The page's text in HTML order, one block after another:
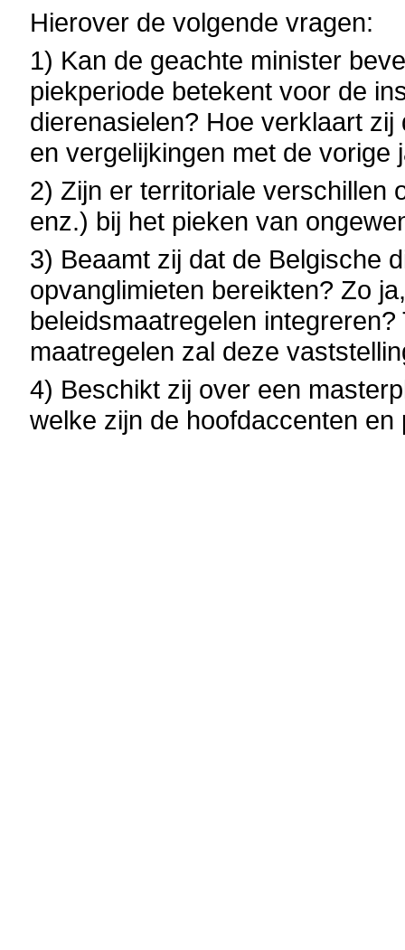
Hierover de volgende vragen:
1) Kan de geachte minister
piekperiode betekent voor de
dierenasielen? Hoe verklaart
en vergelijkingen met de vorige
2) Zijn er territoriale verschillen
enz.) bij het pieken van
3) Beaamt zij dat de Belgische
opvanglimieten bereikten? Zo
beleidsmaatregelen
maatregelen zal deze
4) Beschikt zij over een
welke zijn de hoofdaccenten